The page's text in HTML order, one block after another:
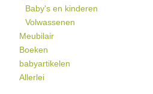
Baby's en kinderen
Volwassenen
Meubilair
Boeken
babyartikelen
Allerlei